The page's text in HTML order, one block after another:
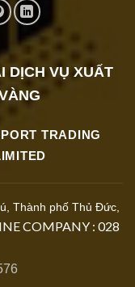
DỊCH VỤ XUẤT
TRADING
Thành phố Thủ Đức,
COMPANY : 028